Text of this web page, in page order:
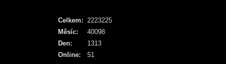
Online: 51
Celkem: 2223225
Měsíc:
40098
Den:
1313